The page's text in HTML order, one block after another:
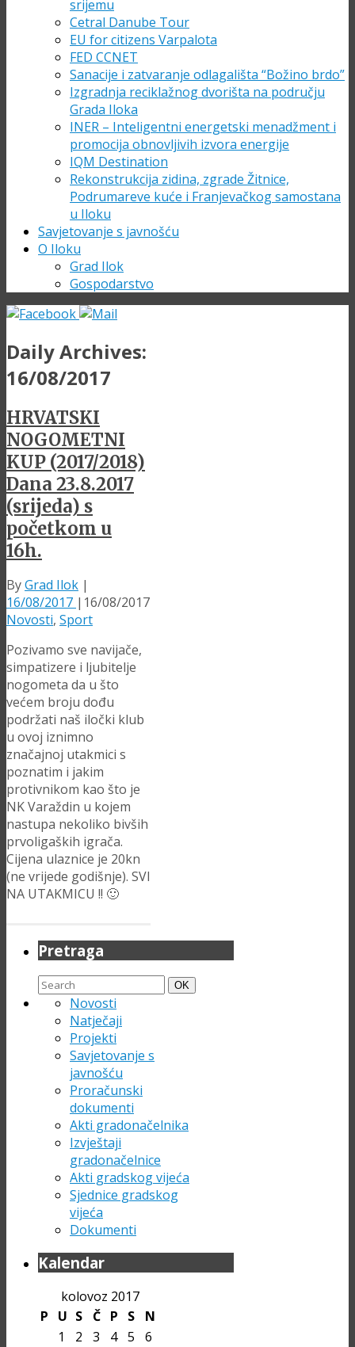
srijemu
Cetral Danube Tour
EU for citizens Varpalota
FED CCNET
Sanacije i zatvaranje odlagališta “Božino brdo”
Izgradnja reciklažnog dvorišta na području
Grada Iloka
INER – Inteligentni energetski menadžment i
promocija obnovljivih izvora energije
IQM Destination
Rekonstrukcija zidina, zgrade Žitnice,
Podrumareve kuće i Franjevačkog samostana
u Iloku
Savjetovanje s javnošću
O Iloku
Grad Ilok
Gospodarstvo
Daily Archives:
16/08/2017
HRVATSKI
NOGOMETNI
KUP (2017/2018)
Dana 23.8.2017
(srijeda) s
početkom u
16h.
ByGrad Ilok |
16/08/2017 | 16/08/2017
Novosti, Sport
Pozivamo sve navijače,
simpatizere i ljubitelje
nogometa da u što
većem broju dođu
podržati naš iločki klub
u ovoj iznimno
značajnoj utakmici s
poznatim i jakim
protivnikom kao što je
NK Varaždin u kojem
nastupa nekoliko bivših
prvoligaških igrača.
Cijena ulaznice je 20kn
(ne vrijede godišnje). SVI
NA UTAKMICU !! 🙂
Pretraga
Search
for:
Search
OK
Novosti
Natječaji
Projekti
Savjetovanje s
javnošću
Proračunski
dokumenti
Akti gradonačelnika
Izvještaji
gradonačelnice
Akti gradskog vijeća
Sjednice gradskog
vijeća
Dokumenti
Kalendar
kolovoz 2017
P
U S Č P S
N
1
2 3 4 5
6